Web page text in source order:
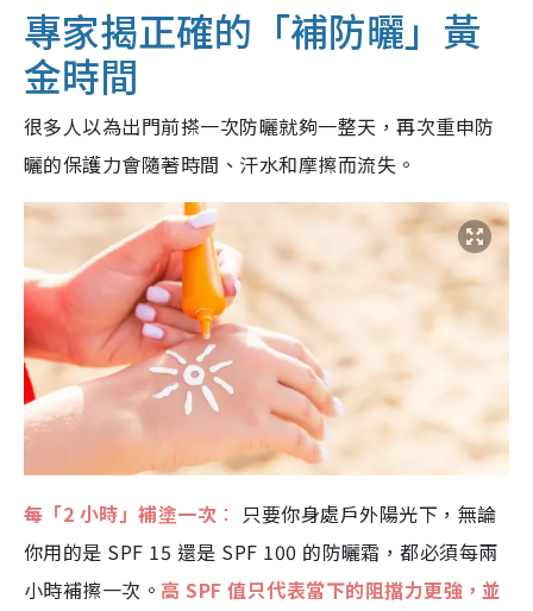
專家揭正確的「補防曬」黃
金時間
很多人以為出門前搽一次防曬就夠一整天，再次重申防
曬的保護力會隨著時間、汗水和摩擦而流失。
每「2 小時」補塗一次 ： 只要你身處戶外陽光下，無論
你用的是 SPF 15 還是 SPF 100 的防曬霜，都必須每兩
小時補擦一次。 高 SPF 值只代表當下的阻擋力更強，並